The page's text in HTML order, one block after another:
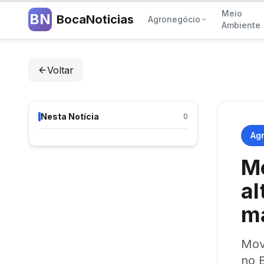
BN BocaNoticias Agronegócio
Meio
Ambiente
Voltar
Nesta Notícia 0
no